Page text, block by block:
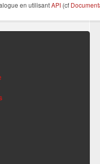
en utilisantAPI (cf